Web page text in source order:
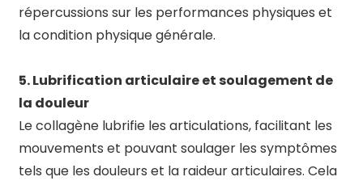
répercussions sur les performances physiques et
la condition physique générale.
5. Lubrification articulaire et soulagement de
la douleur
Le collagène lubrifie les articulations, facilitant les
mouvements et pouvant soulager les symptômes
tels que les douleurs et la raideur articulaires. Cela